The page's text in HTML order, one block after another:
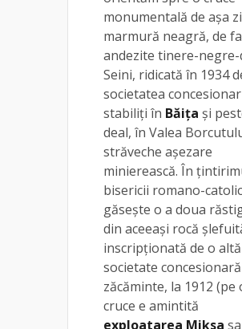
monumentală de aşa
marmură neagră, de
andezite tinere-negre-
Seini, ridicată în 1934
societatea
stabiliţi în Băiţa şi
deal, în Valea
străveche aşezare
minierească. În
bisericii romano-
găseşte o a doua
din aceeaşi rocă
inscripţionată de o altă
societate
zăcăminte, la 1912 (pe
cruce e amintită
exploatarea Miksa